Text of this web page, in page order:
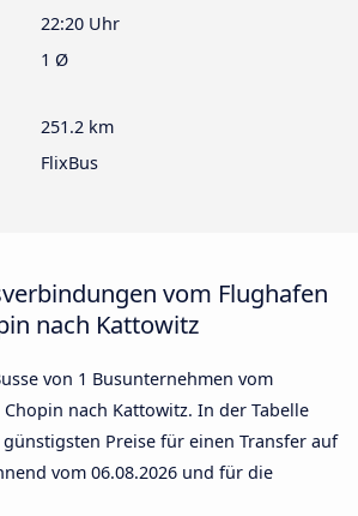
22:20 Uhr
1 Ø
251.2 km
FlixBus
vom Flughafen
nach Kattowitz
von 1 Busunternehmen vom
nach Kattowitz. In der Tabelle
Preise für einen Transfer auf
vom 06.08.2026 und für die